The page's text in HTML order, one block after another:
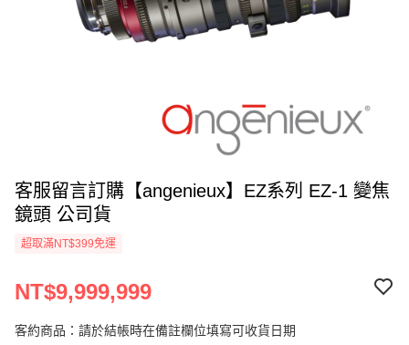
客服留言訂購【angenieux】EZ系列 EZ-1 變焦
鏡頭 公司貨
超取滿NT$399免運
NT$9,999,999
客約商品：請於結帳時在備註欄位填寫可收貨日期